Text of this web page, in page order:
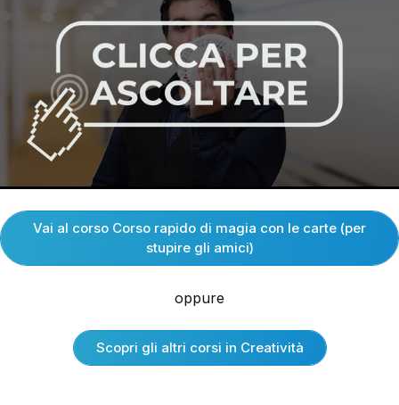
Vai al corso Corso rapido di magia con le carte (per
stupire gli amici)
oppure
Scopri gli altri corsi in Creatività